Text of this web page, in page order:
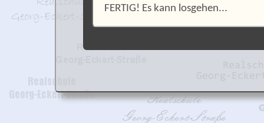
FERTIG! Es kann losgehen...